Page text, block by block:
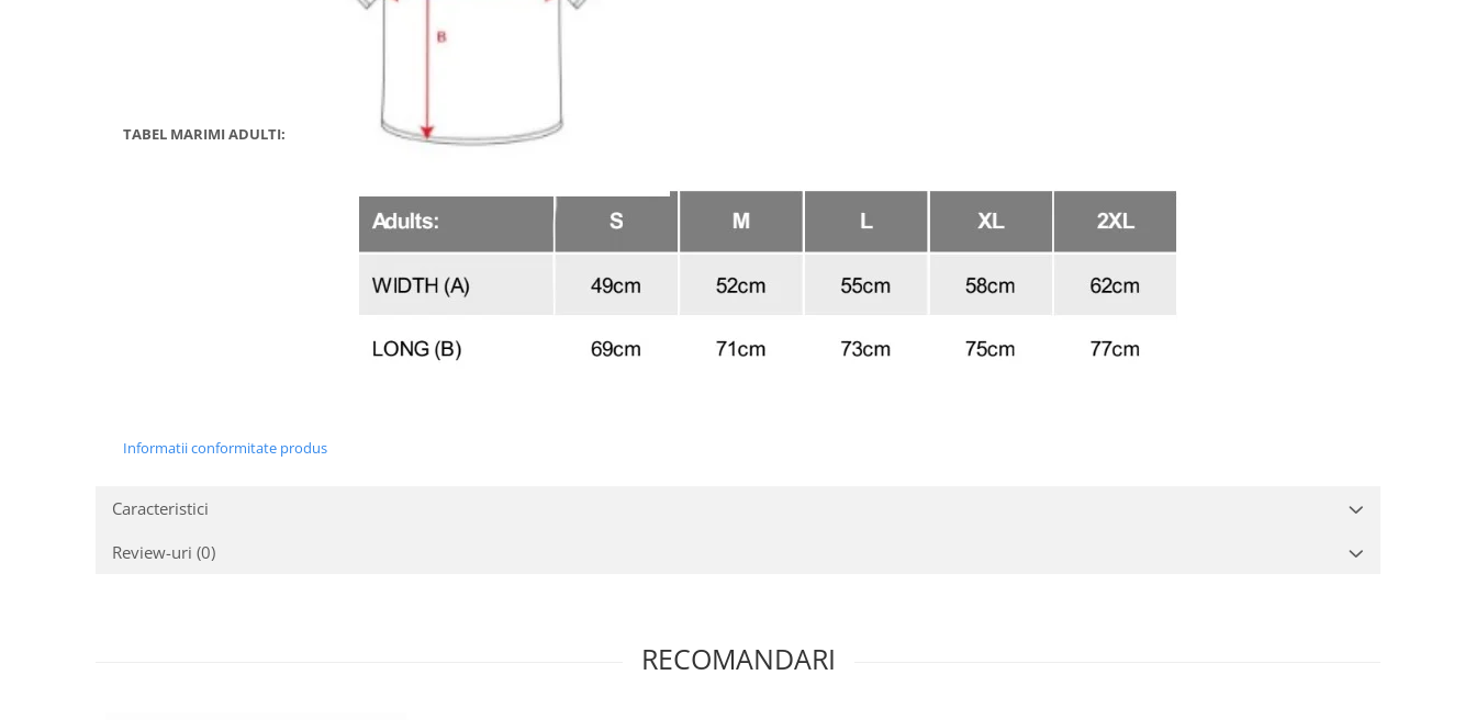
TABEL MARIMI ADULTI:
Informatii conformitate produs
Caracteristici
Review-uri (0)
RECOMANDARI